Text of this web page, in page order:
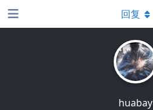
huabay
回复